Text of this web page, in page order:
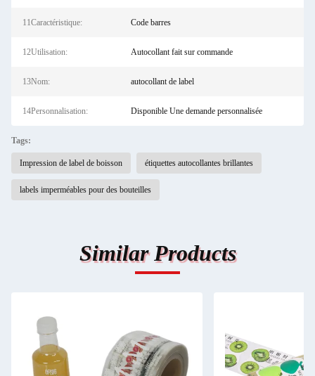
11Caractéristique: Code barres
12Utilisation: Autocollant fait sur commande
13Nom: autocollant de label
14Personnalisation: Disponible Une demande personnalisée
Tags:
Impression de label de boisson étiquettes autocollantes brillantes
labels imperméables pour des bouteilles
Similar Products